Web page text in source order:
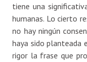
tiene una
humanas. Lo cierto
no hay ningún
haya sido planteada
rigor la frase que